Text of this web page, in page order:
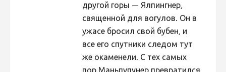
другой горы — Ялпингнер,
священной для вогулов. Он в
ужасе бросил свой бубен, и
все его спутники следом тут
же окаменели. С тех самых